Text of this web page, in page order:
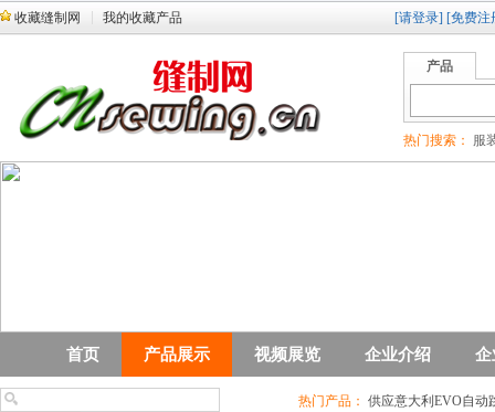
收藏缝制网 我的收藏产品 [请登录] [免费注
产品
热门搜索： 服
首页 产品展示 视频展览 企业介绍 企
热门产品： 供应意大利EVO自动